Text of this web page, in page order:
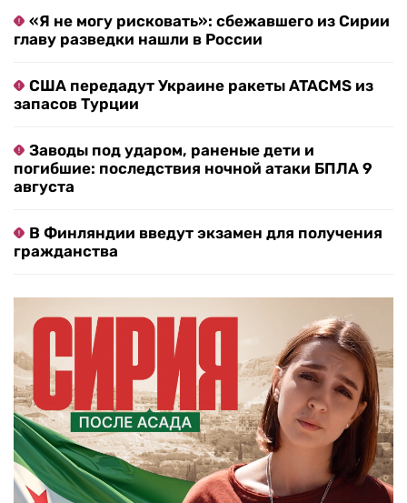
«Я не могу рисковать»: сбежавшего из Сирии
главу разведки нашли в России
США передадут Украине ракеты ATACMS из
запасов Турции
Заводы под ударом, раненые дети и
погибшие: последствия ночной атаки БПЛА 9
августа
В Финляндии введут экзамен для получения
гражданства